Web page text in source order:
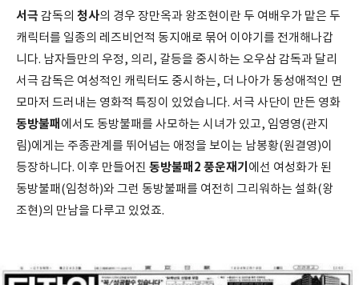
서극 감독의 청사의 경우 장만옥과 왕조현이란 두 여배우가 맡은 두
캐릭터를 일종의 레즈비언적 동지애로 묶어 이야기를 전개해나갑
니다. 남자들만의 우정, 의리, 갈등을 중시하는 오우삼 감독과 달리
서극 감독은 여성적인 캐릭터도 중시하는, 더 나아가 동성애적인 면
모마저 드러내는 영화적 특징이 있었습니다. 서극 사단이 만든 영화
동방불패 에서도 동방불패를 사모하는 시녀가 있고, 임영영(관지
림)에게는 주종관계를 뛰어넘는 애정을 보이는 남봉황(원결영)이
등장하니다. 이후 만들어진 동방불패2 풍운재기 에선 여성화가 된
동방불패(임청하)와 그런 동방불패를 여전히 그리워하는 설화(왕
조현)의 만남을 다루고 있었죠.